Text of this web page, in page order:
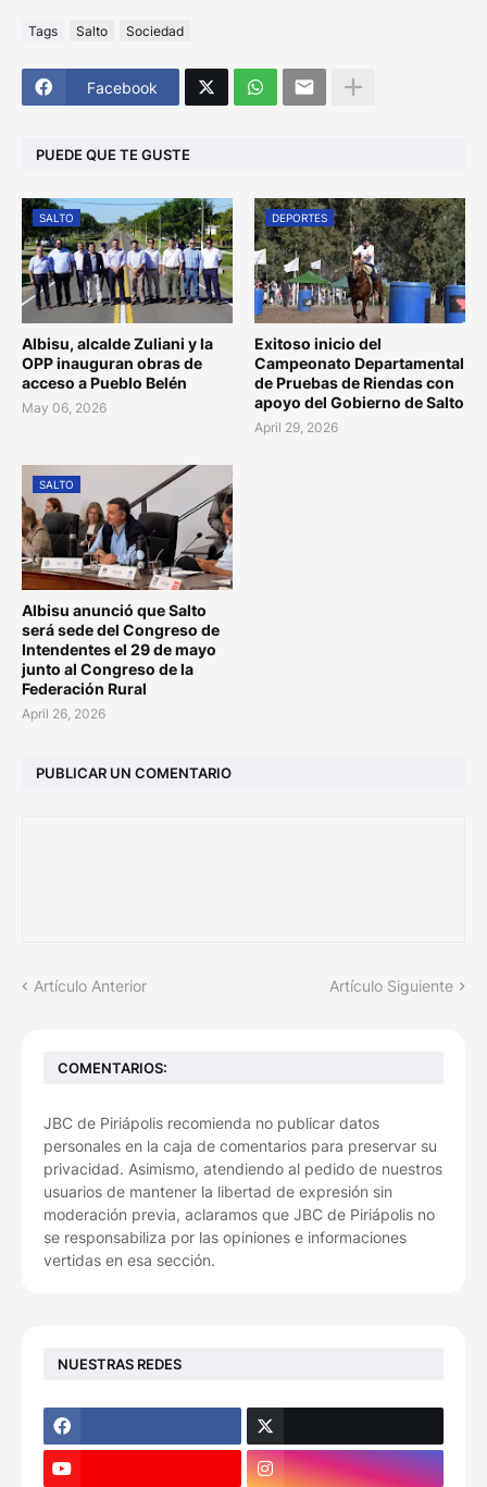
Tags Salto Sociedad
Facebook
PUEDE QUE TE GUSTE
SALTO
Albisu, alcalde Zuliani y la
OPP inauguran obras de
acceso a Pueblo Belén
May 06, 2026
DEPORTES
Exitoso inicio del
Campeonato Departamental
de Pruebas de Riendas con
apoyo del Gobierno de Salto
April 29, 2026
SALTO
Albisu anunció que Salto
será sede del Congreso de
Intendentes el 29 de mayo
junto al Congreso de la
Federación Rural
April 26, 2026
PUBLICAR UN COMENTARIO
Artículo Anterior Artículo Siguiente
COMENTARIOS:
JBC de Piriápolis recomienda no publicar datos
personales en la caja de comentarios para preservar su
privacidad. Asimismo, atendiendo al pedido de nuestros
usuarios de mantener la libertad de expresión sin
moderación previa, aclaramos que JBC de Piriápolis no
se responsabiliza por las opiniones e informaciones
vertidas en esa sección.
NUESTRAS REDES